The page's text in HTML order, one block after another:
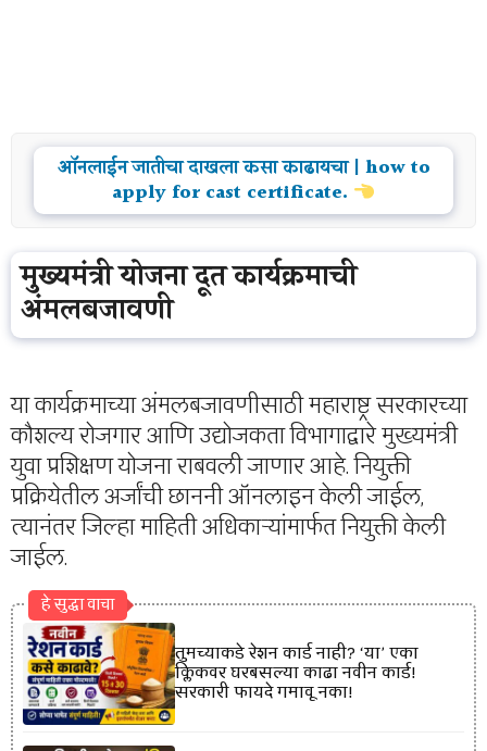
ऑनलाईन जातीचा दाखला कसा काढायचा | how to
apply for cast certificate.
मुख्यमंत्री योजना दूत कार्यक्रमाची
अंमलबजावणी
या कार्यक्रमाच्या अंमलबजावणीसाठी महाराष्ट्र सरकारच्या
कौशल्य रोजगार आणि उद्योजकता विभागाद्वारे मुख्यमंत्री
युवा प्रशिक्षण योजना राबवली जाणार आहे. नियुक्ती
प्रक्रियेतील अर्जांची छाननी ऑनलाइन केली जाईल,
त्यानंतर जिल्हा माहिती अधिकाऱ्यांमार्फत नियुक्ती केली
जाईल.
हे सुद्धा वाचा
तुमच्याकडे रेशन कार्ड नाही? ‘या’ एका
क्लिकवर घरबसल्या काढा नवीन कार्ड!
सरकारी फायदे गमावू नका!